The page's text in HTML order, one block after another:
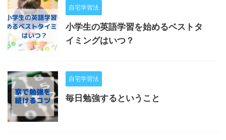
自宅学習法
小学生の英語学習を始めるベストタ
イミングはいつ？
自宅学習法
毎日勉強するということ